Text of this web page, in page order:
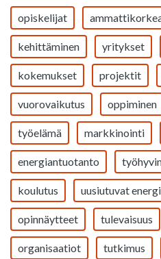
opiskelijat
kehittäminen yritykset
kokemukset projektit
vuorovaikutus oppiminen
työelämä markkinointi
energiantuotanto
koulutus uusiutuvat
opinnäytteet tulevaisuus
organisaatiot tutkimus